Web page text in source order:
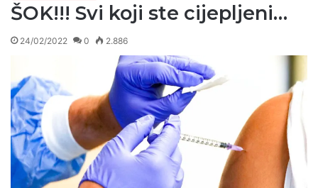
ŠOK!!! Svi koji ste cijepljeni…
24/02/2022 0 2.886